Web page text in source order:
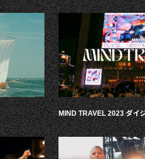
MIND TRAVEL 2023 ダイ